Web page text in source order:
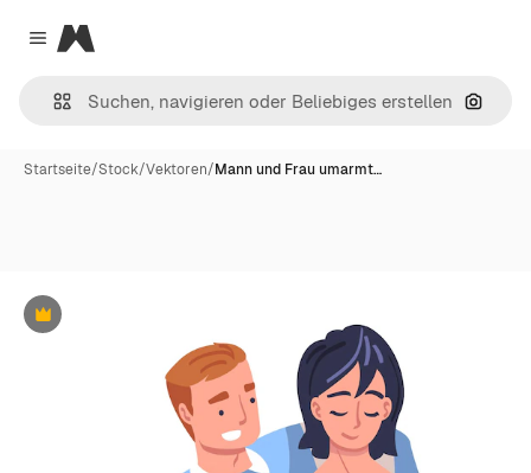
Close menu
Magnific
Nach
Startseite/Stock/Vektoren/Mann und Frau umarmt…
Premium